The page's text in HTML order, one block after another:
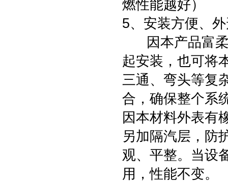
燃性能越好）
5、安装方便、
因本产品富柔
起安装，也可将
三通、弯头等复
合，确保整个系
因本材料外表有
另加隔汽层，防
观、平整。当设
用，性能不变。